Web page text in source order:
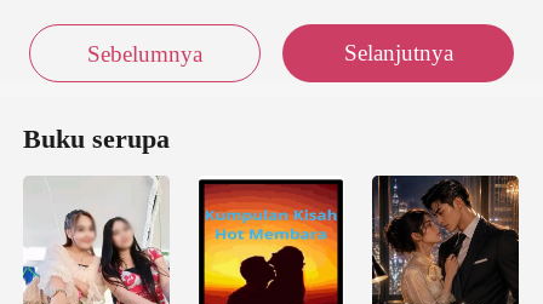
Sebelumnya Selanjutnya
Buku serupa